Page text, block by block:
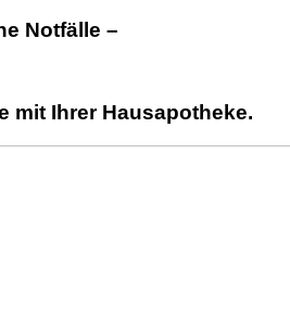
Notfälle –
mit Ihrer Hausapotheke.